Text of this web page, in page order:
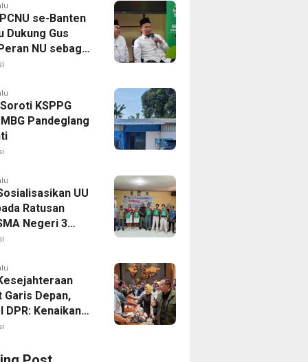
se-Banten
Dukung Gus
NU sebagai
Sipil Kian
KSPPG
Pandeglang
UU
Ratusan
Negeri 3
Garis Depan,
DPR: Kenaikan